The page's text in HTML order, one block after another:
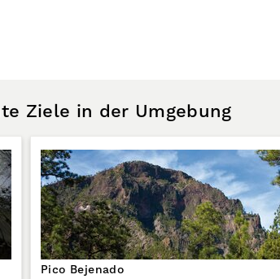
Ziele in der Umgebung
Pico Bejenado